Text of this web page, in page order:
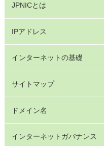
JPNICとは
IPアドレス
インターネットの基礎
サイトマップ
ドメイン名
インターネットガバナンス